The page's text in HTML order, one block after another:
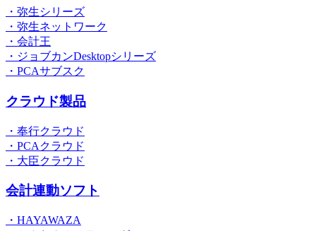
・弥生シリーズ
・弥生ネットワーク
・会計王
・ジョブカンDesktopシリーズ
・PCAサブスク
クラウド製品
・奉行クラウド
・PCAクラウド
・大臣クラウド
会計連動ソフト
・HAYAWAZA